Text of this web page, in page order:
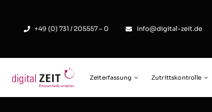
content
+49 (0) 731 / 205557 – 0 info@digital-zeit.de
Zeiterfassung Zutrittskontrolle